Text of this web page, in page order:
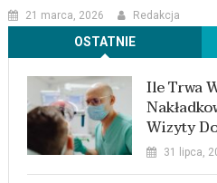
21 marca, 2026 Redakcja
OSTATNIE
Ile Trwa
Wizyty
31 lipca,